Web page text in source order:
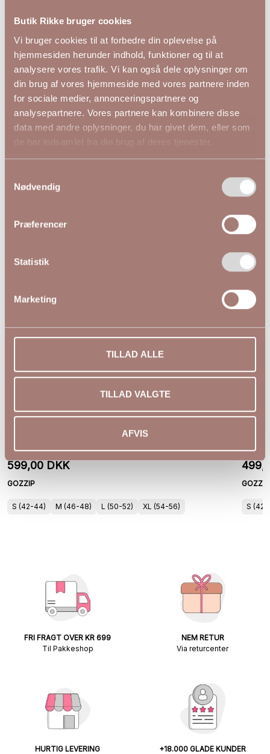
Butik Rikke bruger cookies
Vi bruger cookies til at forbedre din oplevelse på
hjemmesiden herunder indhold, funktioner og til at
analysere vores trafik. Vi kan også dele oplysninger om
din brug af vores hjemmeside med vores partnere inden
for sociale medier, annonceringspartnere og
analysepartnere. Vores partnere kan kombinere disse
data med andre oplysninger, du har givet dem, eller som
de har indsamlet fra din brug af deres tjenester.
Nødvendig
Præferencer
Statistik
Marketing
TILLAD ALLE
TILLAD VALGTE
AFVIS
Andre kiggede på
NYHED
Gozzip Alva bluse i sand med sort-orange print
599,00 DKK
GOZZIP
S (42-44) M (46-48) L (50-52) XL (54-56)
GOZZIP
S (42-
FRI FRAGT OVER KR 699
Til Pakkeshop
NEM RETUR
Via returcenter
HURTIG LEVERING
+18.000 GLADE KUNDER